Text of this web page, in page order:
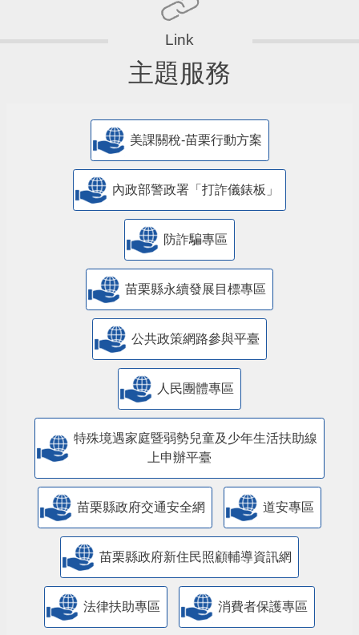
主題服務
美課關稅-苗栗行動方案
內政部警政署「打詐儀錶板」
防詐騙專區
苗栗縣永續發展目標專區
公共政策網路參與平臺
人民團體專區
特殊境遇家庭暨弱勢兒童及少年生活扶助線
上申辦平臺
苗栗縣政府交通安全網 道安專區
苗栗縣政府新住民照顧輔導資訊網
法律扶助專區 消費者保護專區